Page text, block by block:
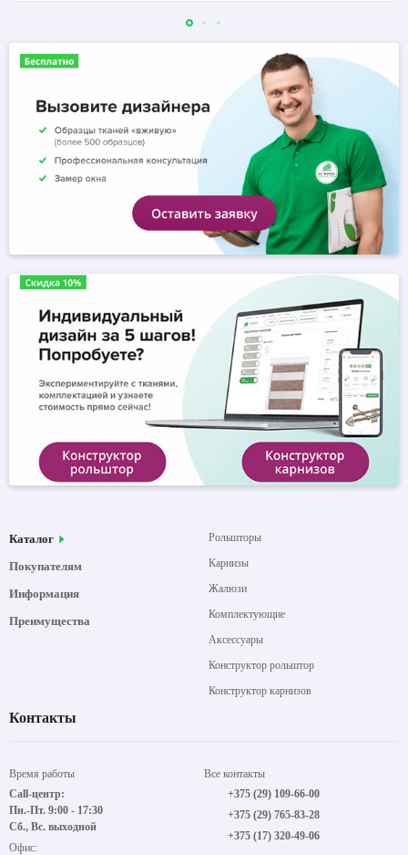
Каталог
Покупателям
Информация
Преимущества
Рольшторы
Карнизы
Жалюзи
Комплектующие
Аксессуары
Конструктор рольштор
Конструктор карнизов
Контакты
Время работы
Call-центр:
Пн.-Пт. 9:00 - 17:30
Сб., Вс. выходной
Офис:
Все контакты
+375 (29) 109-66-00
+375 (29) 765-83-28
+375 (17) 320-49-06